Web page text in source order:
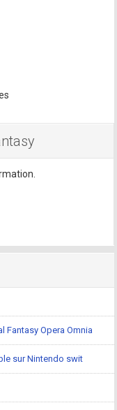
Fantasy Opera Omnia
sur Nintendo swit